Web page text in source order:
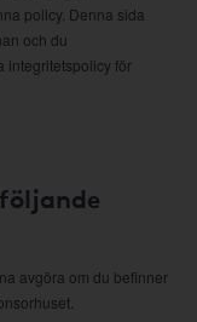
policy. Denna sida
och du
integritetspolicy för
avgöra om du befinner